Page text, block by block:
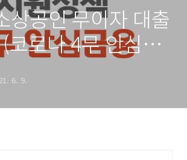
상공인 무이자 대출
코로나 4무 안심금
6. 9.